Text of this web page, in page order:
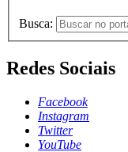
Busca:
Redes Sociais
Facebook
Instagram
Twitter
YouTube